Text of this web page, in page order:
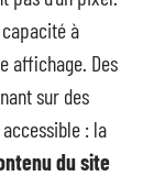
à
affichage. Des
sur des
: la
du site